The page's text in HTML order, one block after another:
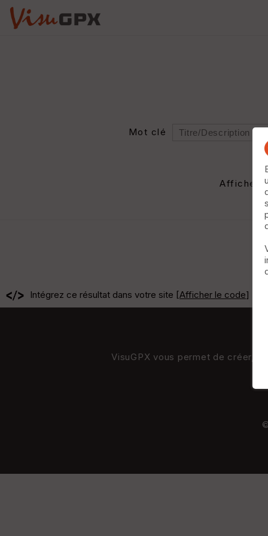
Mot clé
Auteur
Afficher
Intégrez ce résultat dans votre site [Afficher le code]
VisuGPX vous permet de créer,